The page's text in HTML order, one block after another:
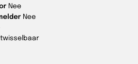
Nee
Nee